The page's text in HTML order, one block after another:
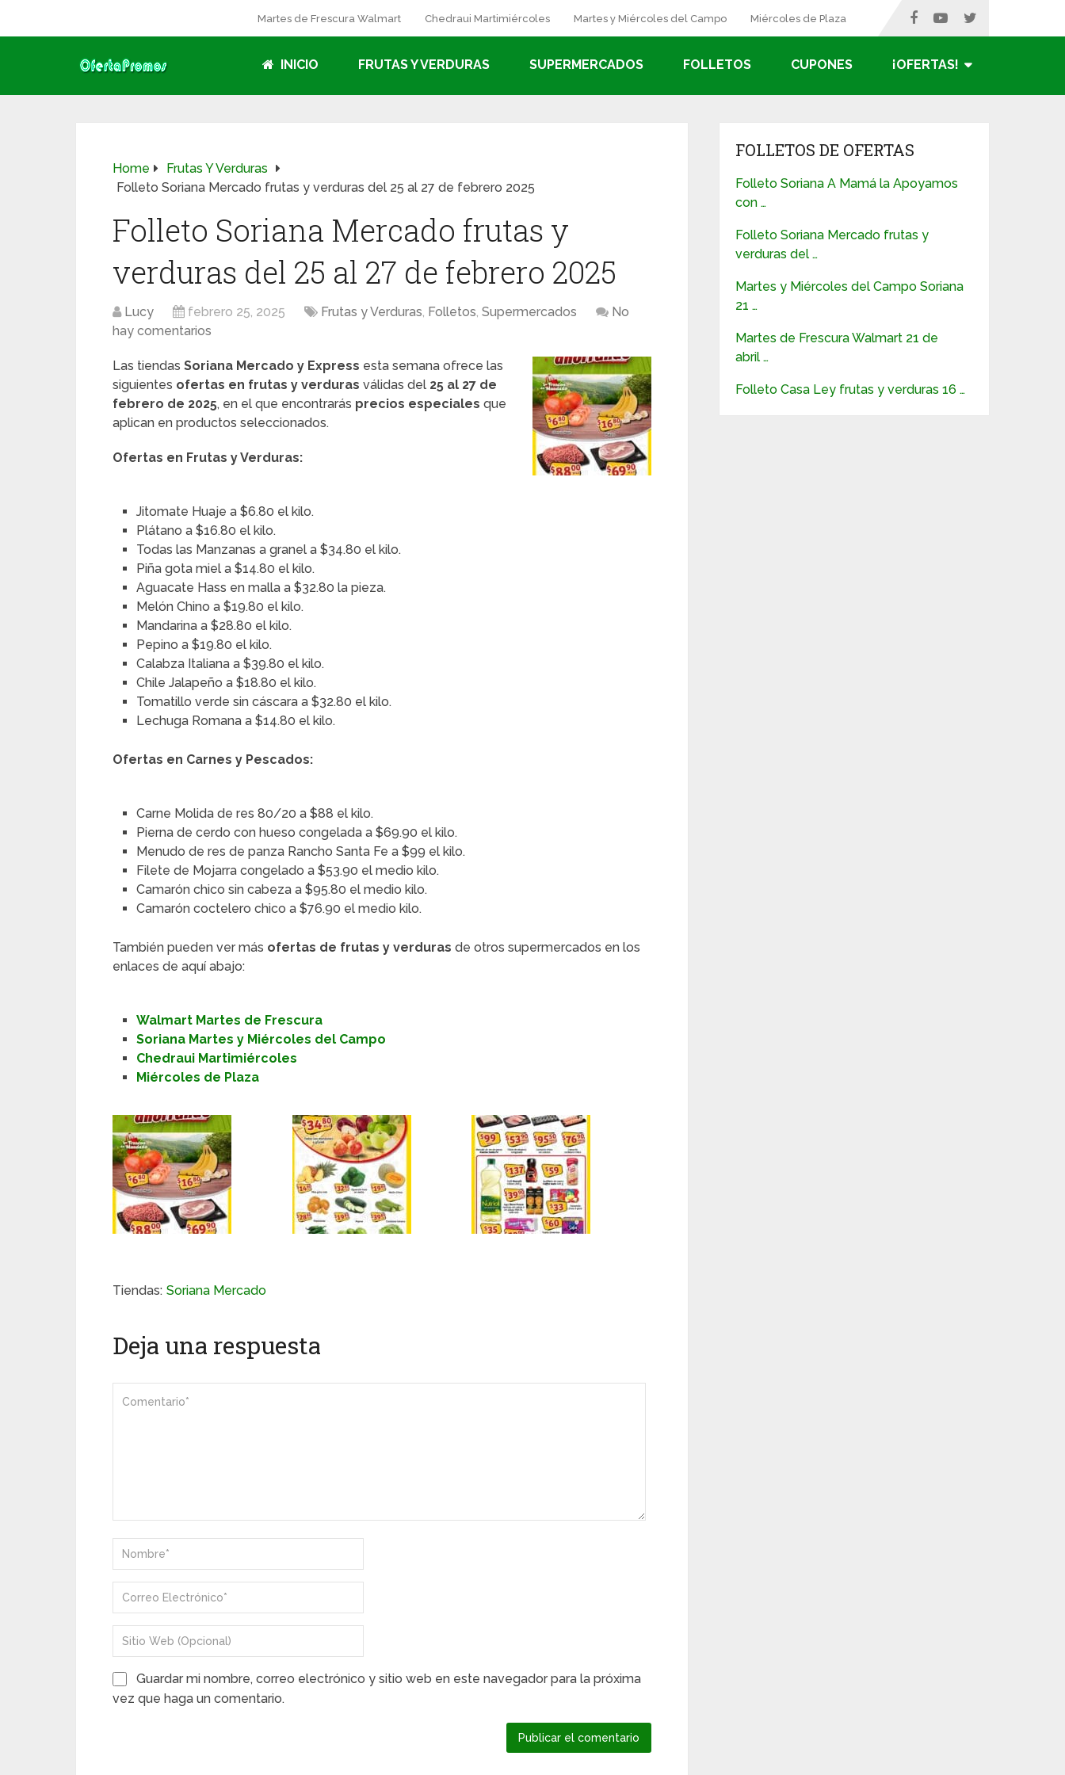
Martes de Frescura Walmart Chedraui Martimiércoles Martes y Miércoles del Campo Miércoles de Plaza
INICIO FRUTAS Y VERDURAS SUPERMERCADOS FOLLETOS CUPONES ¡OFERTAS!
Home
Frutas Y Verduras
Folleto Soriana Mercado frutas y verduras del 25 al 27 de febrero 2025
Folleto Soriana Mercado frutas y
verduras del 25 al 27 de febrero 2025
Lucy febrero 25, 2025 Frutas y Verduras, Folletos, Supermercados
No
hay comentarios
Las tiendas Soriana Mercado y Express esta semana ofrece las
siguientes ofertas en frutas y verduras válidas del 25 al 27 de
febrero de 2025, en el que encontrarás precios especiales que
aplican en productos seleccionados.
Ofertas en Frutas y Verduras:
Jitomate Huaje a $6.80 el kilo.
Plátano a $16.80 el kilo.
Todas las Manzanas a granel a $34.80 el kilo.
Piña gota miel a $14.80 el kilo.
Aguacate Hass en malla a $32.80 la pieza.
Melón Chino a $19.80 el kilo.
Mandarina a $28.80 el kilo.
Pepino a $19.80 el kilo.
Calabza Italiana a $39.80 el kilo.
Chile Jalapeño a $18.80 el kilo.
Tomatillo verde sin cáscara a $32.80 el kilo.
Lechuga Romana a $14.80 el kilo.
Ofertas en Carnes y Pescados:
Carne Molida de res 80/20 a $88 el kilo.
Pierna de cerdo con hueso congelada a $69.90 el kilo.
Menudo de res de panza Rancho Santa Fe a $99 el kilo.
Filete de Mojarra congelado a $53.90 el medio kilo.
Camarón chico sin cabeza a $95.80 el medio kilo.
Camarón coctelero chico a $76.90 el medio kilo.
También pueden ver más ofertas de frutas y verduras de otros supermercados en los
enlaces de aquí abajo:
Walmart Martes de Frescura
Soriana Martes y Miércoles del Campo
Chedraui Martimiércoles
Miércoles de Plaza
Tiendas: Soriana Mercado
Deja una respuesta
Guardar mi nombre, correo electrónico y sitio web en este navegador para la próxima
vez que haga un comentario.
FOLLETOS DE OFERTAS
Folleto Soriana A Mamá la Apoyamos
con …
Folleto Soriana Mercado frutas y
verduras del …
Martes y Miércoles del Campo Soriana
21 …
Martes de Frescura Walmart 21 de
abril …
Folleto Casa Ley frutas y verduras 16 …